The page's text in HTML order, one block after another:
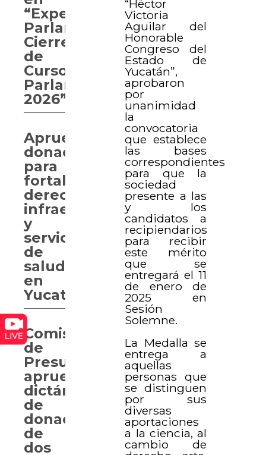
“Héctor
Victoria
Aguilar del
Honorable
Congreso del
Estado de
Yucatán”,
aprobaron
por
unanimidad
la
convocatoria
que establece
las bases
correspondientes
para que la
sociedad
presente a las
y los
candidatos a
recipiendarios
para recibir
este mérito
que se
entregará el 11
de enero de
2025 en
Sesión
Solemne.
La Medalla se
entrega a
aquellas
personas que
se distinguen
por sus
diversas
aportaciones
a la ciencia, al
cambio de
“Experiencia
Parlamentaria.
Cierre
de
Curso
Parlamentario
2026”
Aprueban
donaciones
para
fortalecer
derechos,
infraestructura
y
servicios
de
salud
en
Yucatán
Comisión
de
Presupuesto
aprueba
dictámenes
de
donación
de
dos